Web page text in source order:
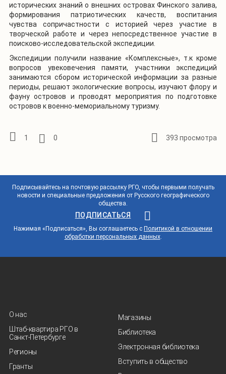
исторических знаний о внешних островах Финского залива,
формирования патриотических качеств, воспитания
чувства сопричастности с историей через участие в
творческой работе и через непосредственное участие в
поисково-исследовательской экспедиции.
Экспедиции получили название «Комплексные», т.к кроме
вопросов увековечения памяти, участники экспедиций
занимаются сбором исторической информации за разные
периоды, решают экологические вопросы, изучают флору и
фауну островов и проводят мероприятия по подготовке
островов к военно-мемориальному туризму.
1 0 393 просмотра
Подписывайтесь на почтовую рассылку РГО, чтобы первыми получать
новости и специальные предложения от Русского географического
общества.
ПОДПИСАТЬСЯ
Нажимая «Подписаться», Вы соглашаетесь с Политикой в отношении
обработки персональных данных.
О нас
Штаб-квартира РГО в
Санкт‑Петербурге
Регионы
Гранты
Магазины
Библиотека
Электронная библиотека
Вступить в общество